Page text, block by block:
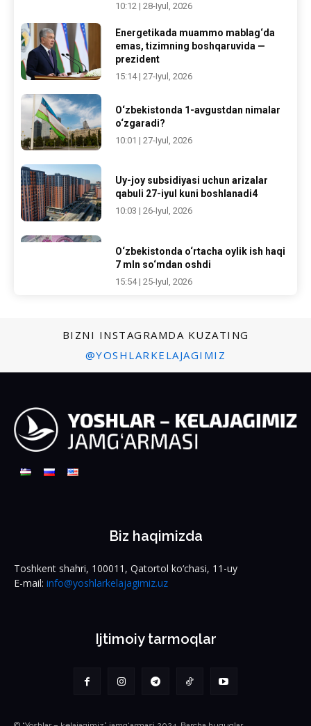
10:12 | 28-Iyul, 2026
Energetikada muammo mablag‘da
emas, tizimning boshqaruvida —
prezident
15:14 | 27-Iyul, 2026
O‘zbekistonda 1-avgustdan nimalar
o‘zgaradi?
10:01 | 27-Iyul, 2026
Uy-joy subsidiyasi uchun arizalar
qabuli 27-iyul kuni boshlanadi4
10:03 | 26-Iyul, 2026
O‘zbekistonda o‘rtacha oylik ish haqi
7 mln so‘mdan oshdi
15:54 | 25-Iyul, 2026
BIZNI INSTAGRAMDA KUZATING
@YOSHLARKELAJAGIMIZ
Biz haqimizda
Toshkent shahri, 100011, Qatortol ko‘chasi, 11-uy
E-mail: info@yoshlarkelajagimiz.uz
Ijtimoiy tarmoqlar